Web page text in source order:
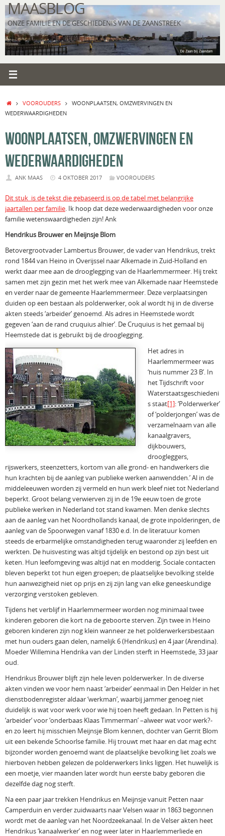
Ga
naar
de
inhoud
MAASBLOG
ONZE FAMILIE EN DE GESCHIEDENIS VAN DE ZAANSTREEK
HOMEVOOROUDERS
WOONPLAATSEN, OMZWERVINGEN EN
WEDERWAARDIGHEDEN
WOONPLAATSEN, OMZWERVINGEN EN
WEDERWAARDIGHEDEN
ANK MAAS 4 OKTOBER 2017 VOOROUDERS
Dit stuk is de tekst die gebaseerd is op de tabel met belangrijke
jaartallen per familie. Ik hoop dat deze wederwaardigheden voor onze
familie wetenswaardigheden zijn! Ank
Hendrikus Brouwer en Meijnsje Blom
Betovergrootvader Lambertus Brouwer, de vader van Hendrikus, trekt
rond 1844 van Heino in Overijssel naar Alkemade in Zuid-Holland en
werkt daar mee aan de drooglegging van de Haarlemmermeer. Hij trekt
samen met zijn gezin met het werk mee van Alkemade naar Heemstede
en verder naar de gemeente Haarlemmermeer. Deze verplaatsingen
duiden op een bestaan als polderwerker, ook al wordt hij in de diverse
akten steeds ‘arbeider’ genoemd. Als adres in Heemstede wordt
gegeven ‘aan de rand cruquius alhier’. De Cruquius is het gemaal bij
Heemstede dat is gebruikt bij de drooglegging.
Het adres in
Haarlemmermeer was
‘huis nummer 23 B’. In
het Tijdschrift voor
Waterstaatsgeschiedeni
s staat[1]: ‘Polderwerker’
of ‘polderjongen’ was de
verzamelnaam van alle
kanaalgravers,
dijkbouwers,
droogleggers,
rijswerkers, steenzetters, kortom van alle grond- en handwerkers die
hun krachten bij de aanleg van publieke werken aanwendden.’ Al in de
middeleeuwen worden zij vermeld en hun werk bleef niet tot Nederland
beperkt. Groot belang verwierven zij in de 19e eeuw toen de grote
publieke werken in Nederland tot stand kwamen. Men denke slechts
aan de aanleg van het Noordhollands kanaal, de grote inpolderingen, de
aanleg van de Spoorwegen vanaf 1830 e.d. In de literatuur komen
steeds de erbarmelijke omstandigheden terug waaronder zij leefden en
werkten. De huisvesting was altijd tijdelijk en bestond op zijn best uit
keten. Hun leefomgeving was altijd nat en modderig. Sociale contacten
bleven beperkt tot hun eigen groepen; de plaatselijke bevolking stelde
hun aanwezigheid niet op prijs en zij zijn lang van elke geneeskundige
verzorging verstoken gebleven.
Tijdens het verblijf in Haarlemmermeer worden nog minimaal twee
kinderen geboren die kort na de geboorte sterven. Zijn twee in Heino
geboren kinderen zijn nog klein wanneer ze het polderwerkersbestaan
met hun ouders gaan delen, namelijk 6 (Hendrikus) en 4 jaar (Arendina).
Moeder Willemina Hendrika van der Linden sterft in Heemstede, 33 jaar
oud.
Hendrikus Brouwer blijft zijn hele leven polderwerker. In de diverse
akten vinden we voor hem naast ‘arbeider’ eenmaal in Den Helder in het
dienstbodenregister aldaar ‘werkman’, waarbij jammer genoeg niet
duidelijk is wat voor werk voor wie hij toen heeft gedaan. In Petten is hij
‘arbeider’ voor ‘onderbaas Klaas Timmerman’ –alweer wat voor werk?-
en zo leert hij misschien Meijnsje Blom kennen, dochter van Gerrit Blom
uit een bekende Schoorlse familie. Hij trouwt met haar en dat mag echt
bijzonder worden genoemd want de plaatselijke bevolking liet zoals we
hierboven hebben gelezen de polderwerkers links liggen. Het huwelijk is
een moetje, vier maanden later wordt hun eerste baby geboren die
dezelfde dag nog sterft.
Na een paar jaar trekken Hendrikus en Meijnsje vanuit Petten naar
Camperduin en verder zuidwaarts naar Velsen waar in 1863 begonnen
wordt met de aanleg van het Noordzeekanaal. In de Velser akten heet
Hendrikus ‘kanaalwerker’ en nog weer later in Haarlemmerliede en